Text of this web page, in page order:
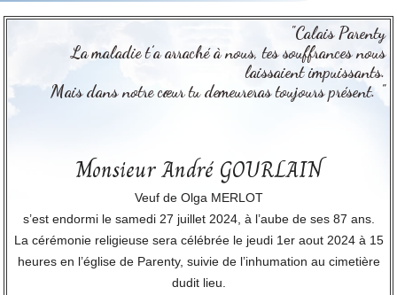
"Calais Parenty
La maladie t’a arraché à nous, tes souffrances nous
laissaient impuissants.
Mais dans notre cœur tu demeureras toujours présent. "
Monsieur André GOURLAIN
Veuf de Olga MERLOT
s’est endormi le samedi 27 juillet 2024, à l’aube de ses 87 ans.
La cérémonie religieuse sera célébrée le jeudi 1er aout 2024 à 15
heures en l’église de Parenty, suivie de l’inhumation au cimetière
dudit lieu.